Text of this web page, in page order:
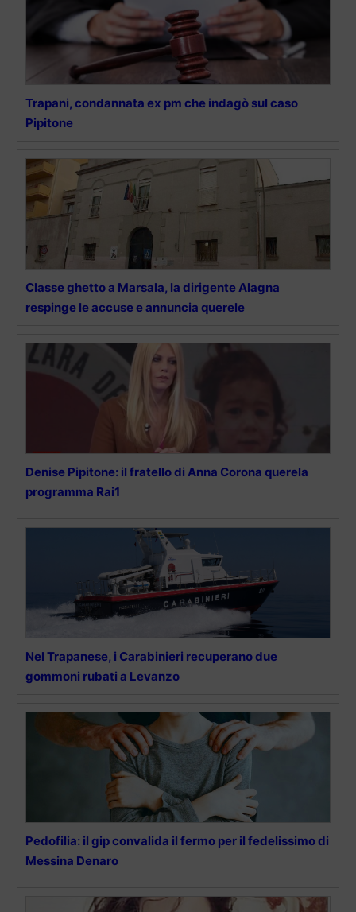
Trapani, condannata ex pm che indagò sul caso
Pipitone
Classe ghetto a Marsala, la dirigente Alagna
respinge le accuse e annuncia querele
Denise Pipitone: il fratello di Anna Corona querela
programma Rai1
Nel Trapanese, i Carabinieri recuperano due
gommoni rubati a Levanzo
Pedofilia: il gip convalida il fermo per il fedelissimo di
Messina Denaro